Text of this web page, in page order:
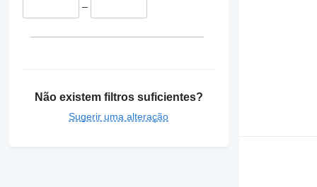
–
Não existem filtros suficientes?
Sugerir uma alteração